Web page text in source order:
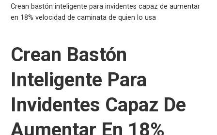
Crean bastón inteligente para invidentes capaz de aumentar
en 18% velocidad de caminata de quien lo usa
Crean Bastón
Inteligente Para
Invidentes Capaz De
Aumentar En 18%